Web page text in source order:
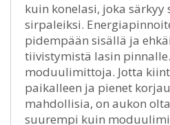
kuin konelasi, joka särkyy
sirpaleiksi.
pidempään sisällä ja
tiivistymistä lasin
moduulimittoja. Jotta
paikalleen ja pienet
mahdollisia, on aukon
suurempi kuin